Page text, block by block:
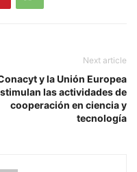
Next article
y la Unión Europea
las actividades de
cooperación en ciencia y
tecnología